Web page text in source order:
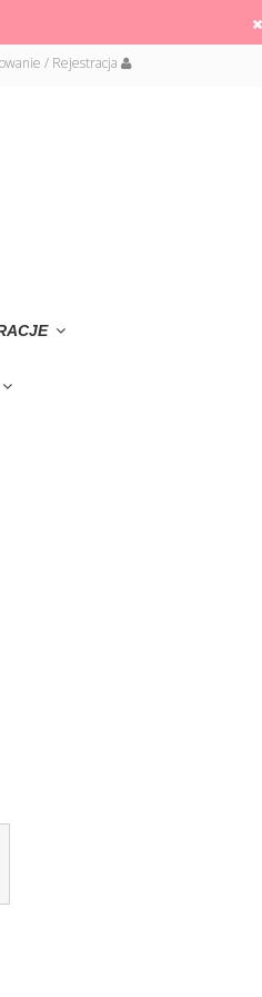
/ Rejestracja